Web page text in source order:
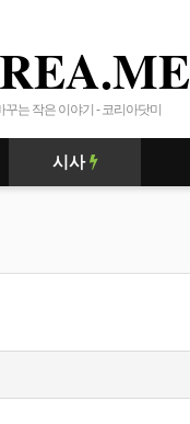
꾸는 작은 이야기 - 코리아닷미
시사